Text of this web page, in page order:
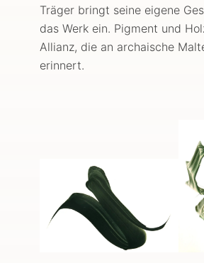
Träger bringt seine eigene
das Werk ein. Pigment und
Allianz, die an archaische
erinnert.